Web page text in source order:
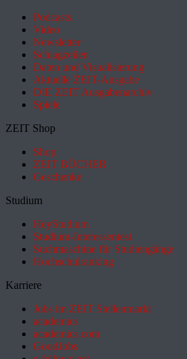
Podcasts
Video
Newsletter
Schlagzeilen
Daten und Visualisierung
Aktuelle ZEIT-Ausgabe
DIE ZEIT Ausgabenarchiv
Spiele
ZEIT Shop
Shop
ZEIT BÜCHER
Geschenke
Studium
HeyStudium
Studium-Interessentest
Suchmaschine für Studiengänge
Hochschulranking
Karriere
Jobs im ZEIT Stellenmarkt
academics
academics.com
GoodJobs